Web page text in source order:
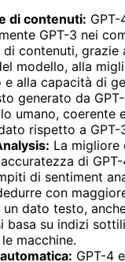
di contenuti: GPT-
GPT-3 nei
di contenuti, grazie
modello, alla
alla capacità di
generato da
umano, coerente
rispetto a GPT-
La migliore
di
di sentiment
con
un dato testo,
basa su indizi
macchine.
GPT-4